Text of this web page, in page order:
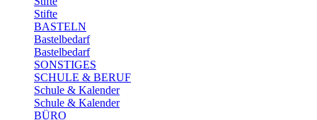
Stifte
BASTELN
Bastelbedarf
Bastelbedarf
SONSTIGES
SCHULE & BERUF
Schule & Kalender
Schule & Kalender
BÜRO